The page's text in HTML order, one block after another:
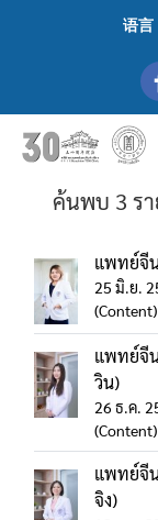
语言
ค้นพบ 3 รา
แพทย์จี
25 มิ.ย.
(Content)
แพทย์จี
วิน)
26 ธ.ค.
(Content)
แพทย์จี
จิง)